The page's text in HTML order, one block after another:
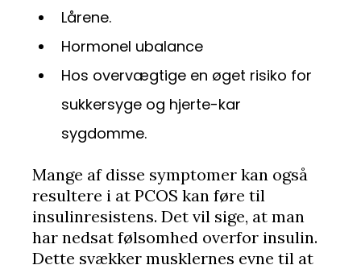
Lårene.
Hormonel ubalance
Hos overvægtige en øget risiko for
sukkersyge og hjerte-kar
sygdomme.
Mange af disse symptomer kan også
resultere i at PCOS kan føre til
insulinresistens. Det vil sige, at man
har nedsat følsomhed overfor insulin.
Dette svækker musklernes evne til at